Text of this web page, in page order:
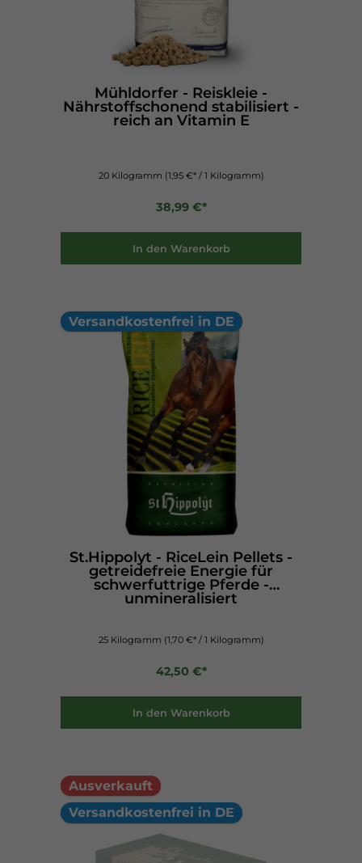
Mühldorfer - Reiskleie -
Nährstoffschonend stabilisiert -
reich an Vitamin E
20 Kilogramm (1,95 €* / 1 Kilogramm)
38,99 €*
In den Warenkorb
Versandkostenfrei in DE
St.Hippolyt - RiceLein Pellets -
getreidefreie Energie für
schwerfuttrige Pferde -
unmineralisiert
25 Kilogramm (1,70 €* / 1 Kilogramm)
42,50 €*
In den Warenkorb
Ausverkauft
Versandkostenfrei in DE